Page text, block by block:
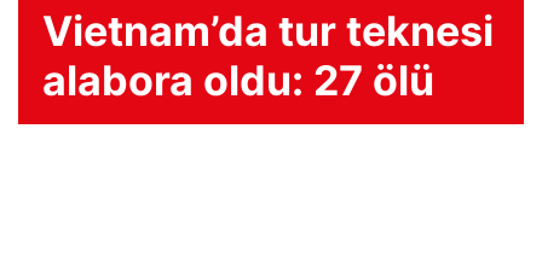
Vietnam’da tur teknesi
alabora oldu: 27 ölü